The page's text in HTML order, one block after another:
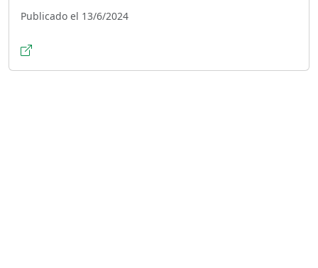
Publicado el 13/6/2024